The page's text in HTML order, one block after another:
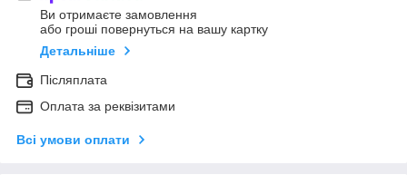
Ви отримаєте замовлення
або гроші повернуться на вашу картку
Детальніше
Післяплата
Оплата за реквізитами
Всі умови оплати